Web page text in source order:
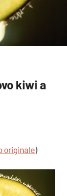
kiwi a
originale)